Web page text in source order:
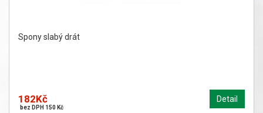
Spony slabý drát
Detail
182Kč
bez DPH 150 Kč